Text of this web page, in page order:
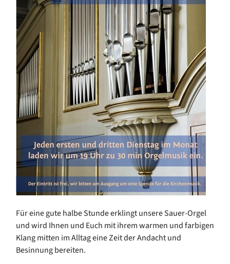
Für eine gute halbe Stunde erklingt unsere Sauer-Orgel
und wird Ihnen und Euch mit ihrem warmen und farbigen
Klang mitten im Alltag eine Zeit der Andacht und
Besinnung bereiten.